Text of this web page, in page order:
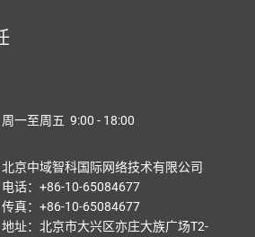
周一至周五 9:00 - 18:00
北京中域智科国际网络技术有限公司
电话：+86-10-65084677
传真：+86-10-65084677
地址：北京市大兴区亦庄大族广场T2-